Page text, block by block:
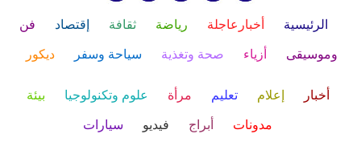
الرئيسية أخبارعاجلة رياضة ثقافة إقتصاد فن
وموسيقى أزياء صحة وتغذية سياحة وسفر ديكور
أخبار إعلام تعليم مرأة علوم وتكنولوجيا بيئة
مدونات أبراج فيديو سيارات